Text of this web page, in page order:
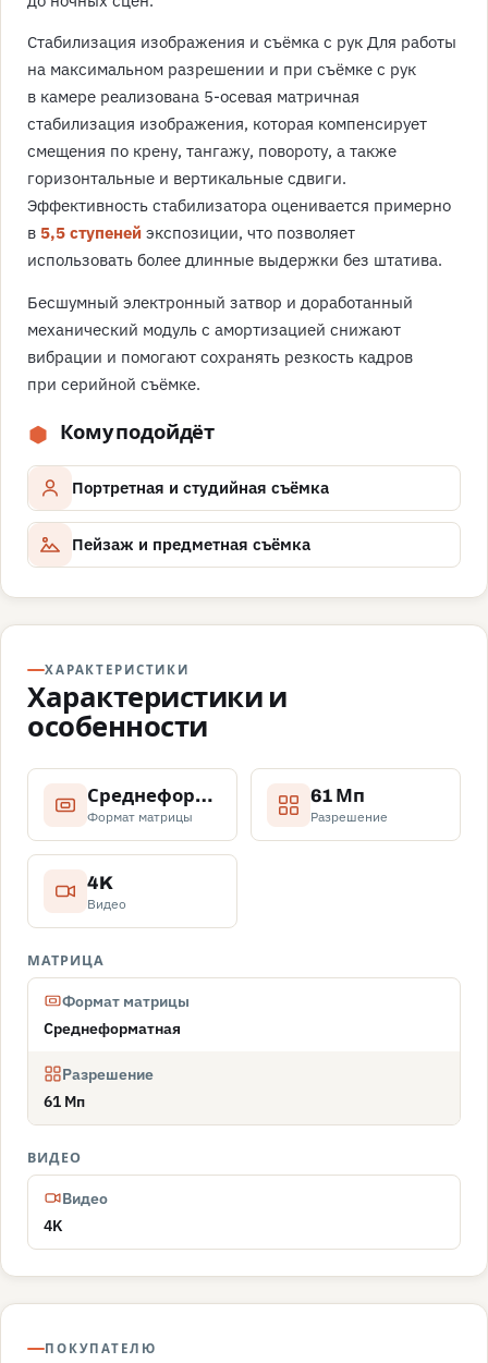
Стабилизация изображения и съёмка с рук Для работы
на максимальном разрешении и при съёмке с рук
в камере реализована 5-осевая матричная
стабилизация изображения, которая компенсирует
смещения по крену, тангажу, повороту, а также
горизонтальные и вертикальные сдвиги.
Эффективность стабилизатора оценивается примерно
в 5,5 ступеней экспозиции, что позволяет
использовать более длинные выдержки без штатива.
Бесшумный электронный затвор и доработанный
механический модуль с амортизацией снижают
вибрации и помогают сохранять резкость кадров
при серийной съёмке.
Кому подойдёт
Портретная и студийная съёмка
Пейзаж и предметная съёмка
ХАРАКТЕРИСТИКИ
Характеристики и
особенности
Среднеформатная
Формат матрицы
61 Мп
Разрешение
4K
Видео
МАТРИЦА
Формат матрицы
Среднеформатная
Разрешение
61 Мп
ВИДЕО
Видео
4K
ПОКУПАТЕЛЮ